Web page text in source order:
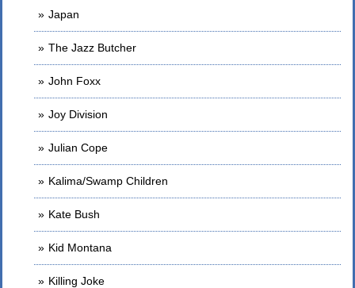
Japan
The Jazz Butcher
John Foxx
Joy Division
Julian Cope
Kalima/Swamp Children
Kate Bush
Kid Montana
Killing Joke